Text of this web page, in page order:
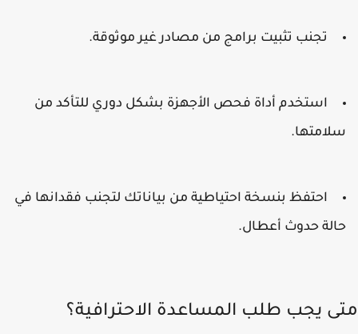
تجنب تثبيت برامج من مصادر غير موثوقة.
استخدم أداة فحص الأجهزة بشكل دوري للتأكد من
احتفظ بنسخة احتياطية من بياناتك لتجنب فقدانها في
حدوث أعطال.
يجب طلب المساعدة الاحترافية؟